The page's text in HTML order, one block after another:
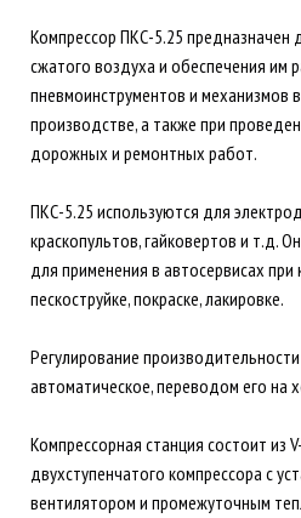
Компрессор ПКС-5.25 предназначен
сжатого воздуха и обеспечения им
пневмоинструментов и механизмов
производстве, а также при
дорожных и ремонтных работ.
ПКС-5.25 используются для
краскопультов, гайковертов и т.д.
для применения в автосервисах при
пескоструйке, покраске, лакировке.
Регулирование
автоматическое, переводом его на
Компрессорная станция состоит из
двухступенчатого компрессора с
вентилятором и промежуточным